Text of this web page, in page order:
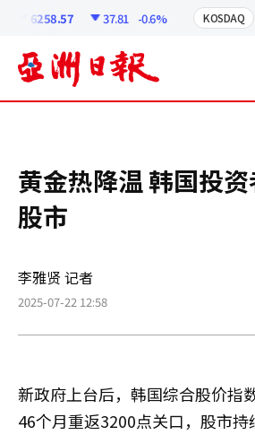
6258.57 37.81 -0.6% KOSDAQ
黄金热降温 韩国投
股市
李雅贤 记者
2025-07-22 12:58
新政府上台后，韩国综合股价指
46个月重返3200点关口，股市